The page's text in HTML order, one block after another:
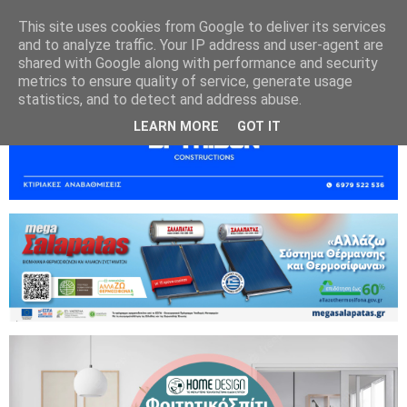
This site uses cookies from Google to deliver its services
and to analyze traffic. Your IP address and user-agent are
shared with Google along with performance and security
metrics to ensure quality of service, generate usage
statistics, and to detect and address abuse.
LEARN MORE GOT IT